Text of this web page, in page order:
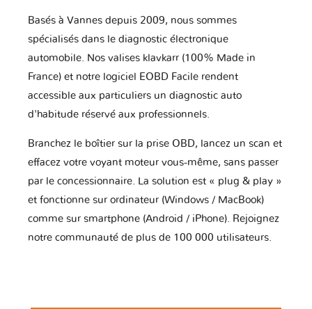
Basés à Vannes depuis 2009, nous sommes
spécialisés dans le diagnostic électronique
automobile. Nos valises klavkarr (100% Made in
France) et notre logiciel EOBD Facile rendent
accessible aux particuliers un diagnostic auto
d'habitude réservé aux professionnels.
Branchez le boîtier sur la prise OBD, lancez un scan et
effacez votre voyant moteur vous-même, sans passer
par le concessionnaire. La solution est « plug & play »
et fonctionne sur ordinateur (Windows / MacBook)
comme sur smartphone (Android / iPhone). Rejoignez
notre communauté de plus de 100 000 utilisateurs.